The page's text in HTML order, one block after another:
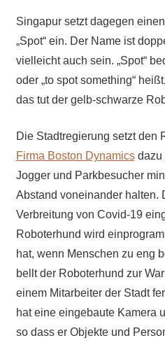
Singapur setzt dagegen
„Spot“ ein. Der Name ist
vielleicht auch sein. „Spot“
oder „to spot something“
das tut der gelb-schwarze
Die Stadtregierung setzt den
Firma Boston Dynamicsdazu
Jogger und Parkbesucher
Abstand voneinander halten.
Verbreitung von Covid-19
Roboterhund wird
hat, wenn Menschen zu eng
bellt der Roboterhund zur
einem Mitarbeiter der Stadt
hat eine eingebaute Kamera
so dass er Objekte und